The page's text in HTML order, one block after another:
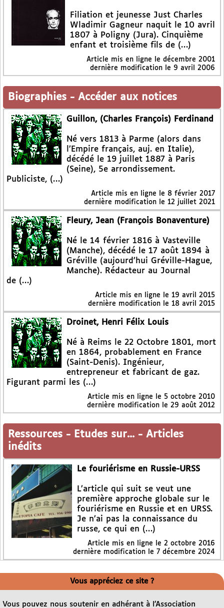
Filiation et jeunesse Just Charles
Wladimir Gagneur naquit le 10 avril
1807 à Poligny (Jura). Cinquième
enfant et troisième fils de (…)
Article mis en ligne le décembre 2001
dernière modification le 9 avril 2006
Biographies - Accéder aux notices
Guillon, (Charles François) Ferdinand
Né vers 1813 à Parme (alors dans
l’Empire français, auj. en Italie),
décédé le 19 juillet 1887 à Paris
(Seine), 5e arrondissement.
Publiciste, (…)
Article mis en ligne le 8 février 2017
dernière modification le 12 juillet 2021
Fleury, Jean (François Bonaventure)
Né le 14 février 1816 à Vasteville
(Manche), décédé le 17 août 1894 à
Gréville (aujourd’hui Gréville-Hague,
Manche). Rédacteur au Journal
de (…)
Article mis en ligne le 19 avril 2015
dernière modification le 18 avril 2015
Droinet, Henri Félix Louis
Né à Reims le 22 Octobre 1801, mort
en 1864, probablement en France
(Saint-Denis). Ingénieur,
entrepreneur et fabricant de gaz.
Figurant parmi les (…)
Article mis en ligne le 5 octobre 2010
dernière modification le 29 août 2012
Ressources - Etudes sur... - Articles
inédits
Le fouriérisme en Russie-URSS
L’article qui suit se veut une
première approche globale sur le
fouriérisme en Russie et en URSS.
Je n’ai pas la connaissance du
russe, ce qui en (…)
Article mis en ligne le 2 octobre 2016
dernière modification le 7 décembre 2024
Vous appréciez ce site ?
Vous pouvez nous soutenir en adhérant à l’Association